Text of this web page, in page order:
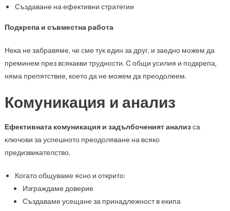
Създаване на ефективни стратегии
Подкрепа и съвместна работа
Нека не забравяме, че сме тук един за друг, и заедно можем да
преминем през всякакви трудности. С общи усилия и подкрепа,
няма препятствие, което да не можем да преодолеем.
Комуникация и анализ
Ефективната комуникация и задълбоченият анализса
ключови за успешното преодоляване на всяко
предизвикателство.
Когато общуваме ясно и открито:
Изграждаме доверие
Създаваме усещане за принадлежност в екипа